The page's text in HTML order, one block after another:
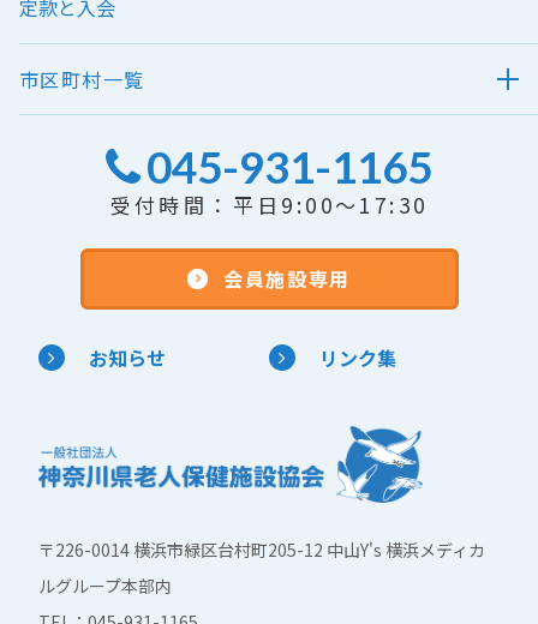
〒226-0014 横浜市緑区台村町205-12 中山Y's 横浜メディカ
ルグループ本部内
定款と入会
市区町村一覧
045-931-1165
受付時間：平日9:00～17:30
会員施設専用
お知らせ リンク集